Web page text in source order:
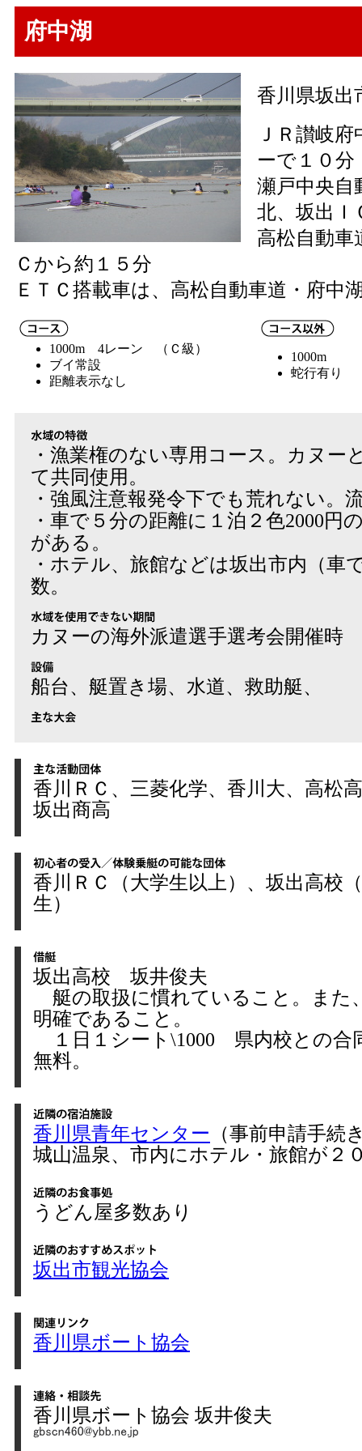
府中湖
香川県坂出
ＪＲ讃岐
ーで１０分
瀬戸中央自
北、坂出Ｉ
高松自動車
Ｃから約１５分
ＥＴＣ搭載車は、高松自動車道・府中
1000m 4レーン （Ｃ級）
ブイ常設
距離表示なし
1000m
蛇行有り
・漁業権のない専用コース。カヌー
て共同使用。
・強風注意報発令下でも荒れない。
・車で５分の距離に１泊２色2000円
がある。
・ホテル、旅館などは坂出市内（車
数。
カヌーの海外派遣選手選考会開催時
船台、艇置き場、水道、救助艇、
香川ＲＣ、三菱化学、香川大、高松
坂出商高
香川ＲＣ（大学生以上）、坂出高校
生）
坂出高校 坂井俊夫
艇の取扱に慣れていること。また
明確であること。
１日１シート\1000 県内校との合
無料。
香川県青年センター （事前申請手続
城山温泉、市内にホテル・旅館が２
うどん屋多数あり
坂出市観光協会
香川県ボート協会
香川県ボート協会 坂井俊夫